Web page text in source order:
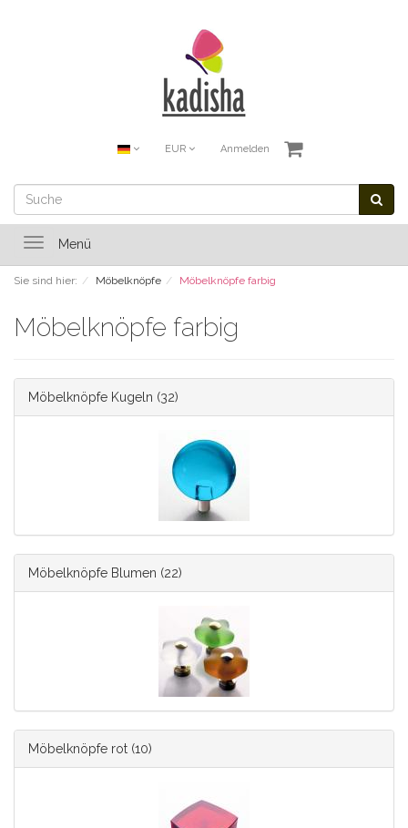
EUR Anmelden
ToggleMenü
Sie sind hier: Möbelknöpfe Möbelknöpfe farbig
Möbelknöpfe farbig
Möbelknöpfe Kugeln (32)
Möbelknöpfe Blumen (22)
Möbelknöpfe rot (10)